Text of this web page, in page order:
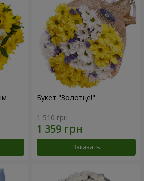
Букет "Золотце!"
1 510 грн
Заказать